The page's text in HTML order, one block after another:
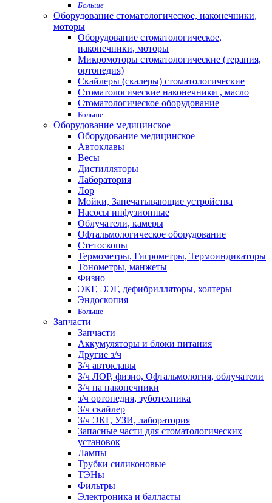
Больше
Оборудование стоматологическое, наконечники,
моторы
Оборудование стоматологическое,
наконечники, моторы
Микромоторы стоматологические (терапия,
ортопедия)
Скайлеры (скалеры) стоматологические
Стоматологические наконечники , масло
Стоматологическое оборудование
Больше
Оборудование медицинское
Оборудование медицинское
Автоклавы
Весы
Дистилляторы
Лаборатория
Лор
Мойки, Запечатывающие устройства
Насосы инфузионные
Облучатели, камеры
Офтальмологическое оборудование
Стетоскопы
Термометры, Гигрометры, Термоиндикаторы
Тонометры, манжеты
Физио
ЭКГ, ЭЭГ, дефибрилляторы, холтеры
Эндоскопия
Больше
Запчасти
Запчасти
Аккумуляторы и блоки питания
Другие з/ч
З/ч автоклавы
З/ч ЛОР, физио, Офтальмология, облучатели
З/ч на наконечники
з/ч ортопедия, зуботехника
З/ч скайлер
З/ч ЭКГ, УЗИ, лаборатория
Запасные части для стоматологических
установок
Лампы
Трубки силиконовые
ТЭНы
Фильтры
Электроника и балласты